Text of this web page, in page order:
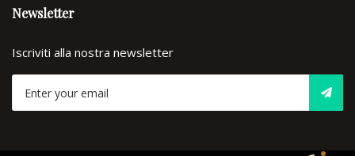
Newsletter
Iscriviti alla nostra newsletter